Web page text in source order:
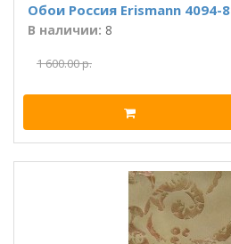
Обои Россия Erismann 4094-8
В наличии: 8
1 600.00 р.